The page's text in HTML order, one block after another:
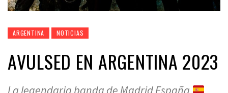
ARGENTINA NOTICIAS
AVULSED EN ARGENTINA 2023
La legendaria banda de Madrid España